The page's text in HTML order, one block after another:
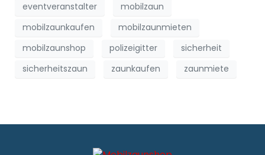
eventveranstalter
mobilzaun
mobilzaunkaufen
mobilzaunmieten
mobilzaunshop
polizeigitter
sicherheit
sicherheitszaun
zaunkaufen zaunmiete